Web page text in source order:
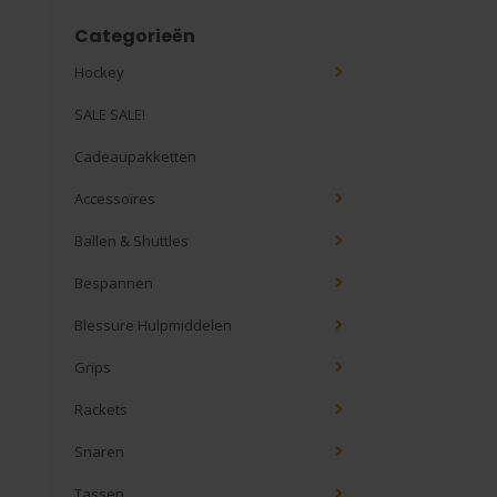
Categorieën
Hockey
SALE SALE!
Cadeaupakketten
Accessoires
Ballen & Shuttles
Bespannen
Blessure Hulpmiddelen
Grips
Rackets
Snaren